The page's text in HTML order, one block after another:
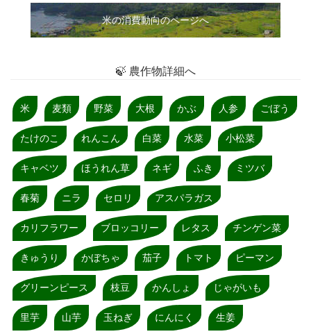
米の消費動向のページへ
🍃 農作物詳細へ
米 麦類 野菜 大根 かぶ 人参 ごぼう
たけのこ れんこん 白菜 水菜 小松菜
キャベツ ほうれん草 ネギ ふき ミツバ
春菊 ニラ セロリ アスパラガス
カリフラワー ブロッコリー レタス チンゲン菜
きゅうり かぼちゃ 茄子 トマト ピーマン
グリーンピース 枝豆 かんしょ じゃがいも
里芋 山芋 玉ねぎ にんにく 生姜